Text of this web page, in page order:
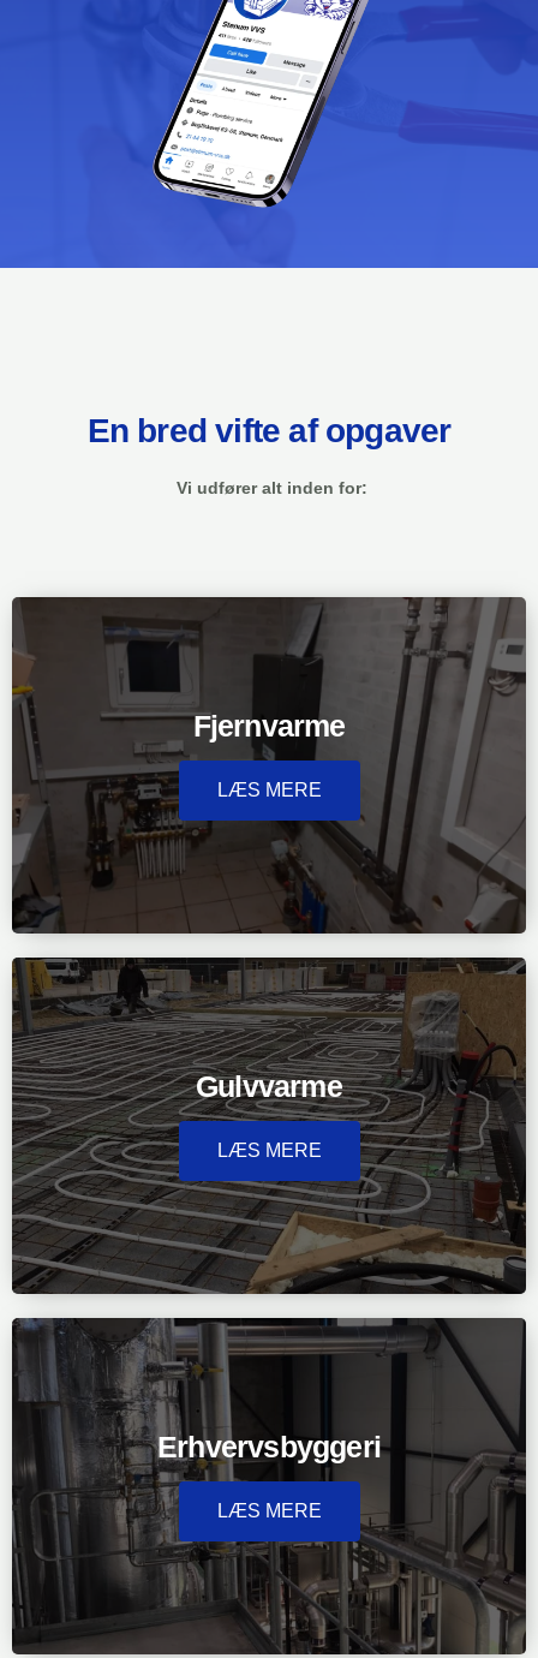
En bred vifte af opgaver
Vi udfører alt inden for:
Fjernvarme
LÆS MERE
Gulvvarme
LÆS MERE
Erhvervsbyggeri
LÆS MERE